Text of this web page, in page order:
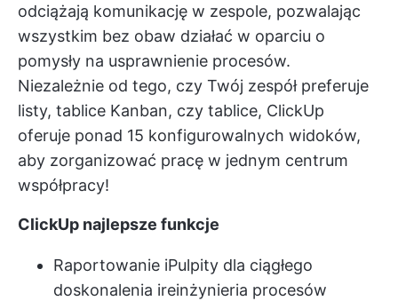
odciążają komunikację w zespole, pozwalając
wszystkim bez obaw działać w oparciu o
pomysły na usprawnienie procesów.
Niezależnie od tego, czy Twój zespół preferuje
listy, tablice Kanban, czy tablice, ClickUp
oferuje ponad 15 konfigurowalnych widoków,
aby zorganizować pracę w jednym centrum
współpracy!
ClickUp najlepsze funkcje
Raportowanie iPulpity dla ciągłego
doskonalenia ireinżynieria procesów